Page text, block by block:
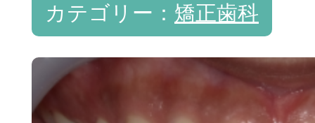
カテゴリー： 矯正歯科